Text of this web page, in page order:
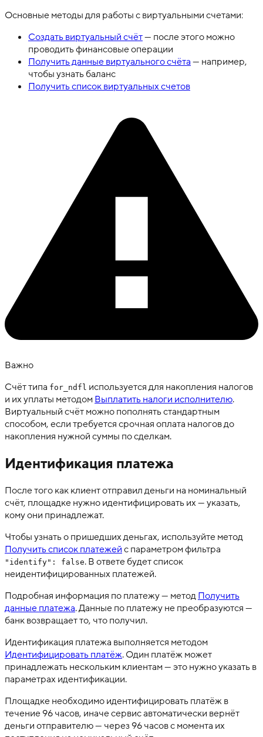
Основные методы для работы с виртуальными счетами:
Создать виртуальный счёт— после этого можно
проводить финансовые операции
Получить данные виртуального счёта— например,
чтобы узнать баланс
Получить список виртуальных счетов
Важно
Счёт типа for_ndfl используется для накопления налогов
и их уплаты методомВыплатить налоги исполнителю.
Виртуальный счёт можно пополнять стандартным
способом, если требуется срочная оплата налогов до
накопления нужной суммы по сделкам.
Идентификация платежа
После того как клиент отправил деньги на номинальный
счёт, площадке нужно идентифицировать их — указать,
кому они принадлежат.
Чтобы узнать о пришедших деньгах, используйте метод
Получить список платежейс параметром фильтра
"identify": false. В ответе будет список
неидентифицированных платежей.
Подробная информация по платежу — методПолучить
данные платежа. Данные по платежу не преобразуются —
банк возвращает то, что получил.
Идентификация платежа выполняется методом
Идентифицировать платёж. Один платёж может
принадлежать нескольким клиентам — это нужно указать в
параметрах идентификации.
Площадке необходимо идентифицировать платёж в
течение 96 часов, иначе сервис автоматически вернёт
деньги отправителю — через 96 часов с момента их